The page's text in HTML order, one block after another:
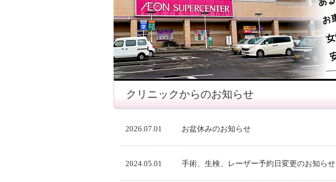
クリニックからのお知らせ
2026.07.01 お盆休みのお知らせ
2024.05.01 手術、生検、レーザー予約日変更のお知らせ